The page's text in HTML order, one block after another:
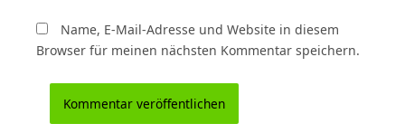
Name, E-Mail-Adresse und Website in diesem
Browser für meinen nächsten Kommentar speichern.